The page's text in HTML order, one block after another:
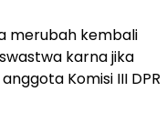
merubah kembali
karna jika
Komisi III DPR